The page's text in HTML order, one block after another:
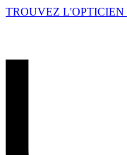
TROUVEZ L'OPTICIEN